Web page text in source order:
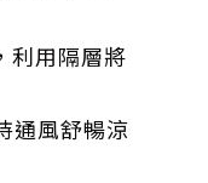
用隔層將
通風舒暢涼